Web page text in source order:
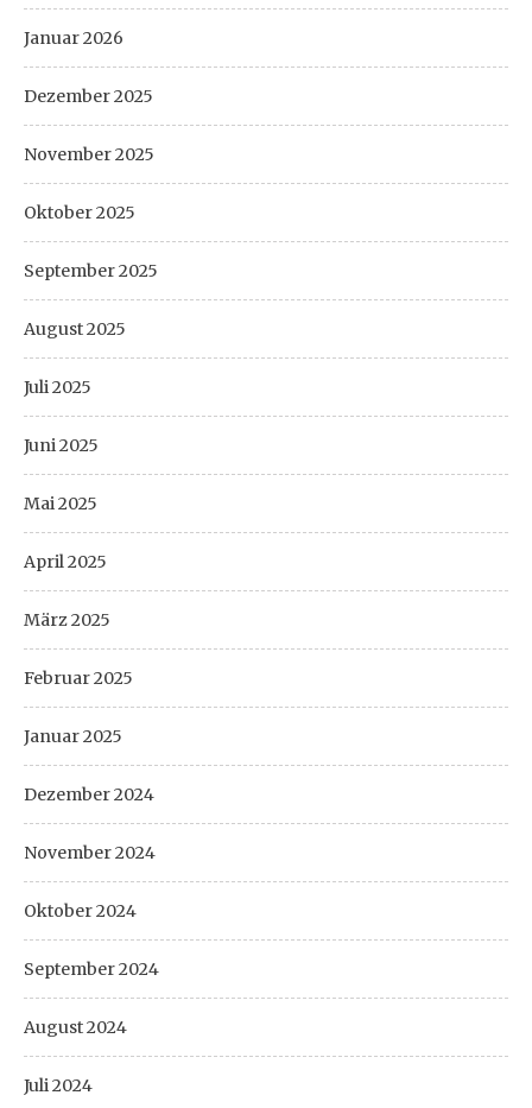
Januar 2026
Dezember 2025
November 2025
Oktober 2025
September 2025
August 2025
Juli 2025
Juni 2025
Mai 2025
April 2025
März 2025
Februar 2025
Januar 2025
Dezember 2024
November 2024
Oktober 2024
September 2024
August 2024
Juli 2024